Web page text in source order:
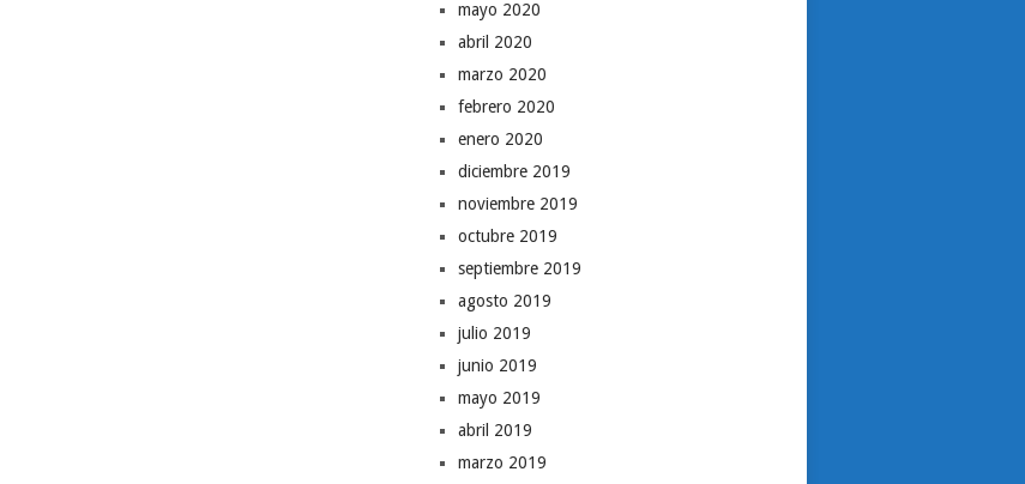
mayo 2020
abril 2020
marzo 2020
febrero 2020
enero 2020
diciembre 2019
noviembre 2019
octubre 2019
septiembre 2019
agosto 2019
julio 2019
junio 2019
mayo 2019
abril 2019
marzo 2019